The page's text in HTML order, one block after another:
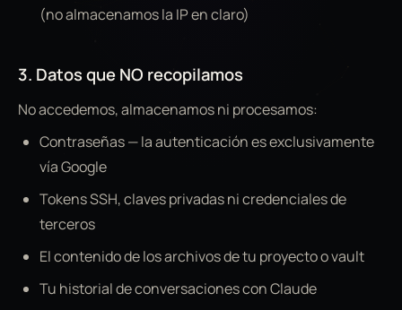
(no almacenamos la IP en claro)
3. Datos que NO recopilamos
No accedemos, almacenamos ni procesamos:
Contraseñas — la autenticación es exclusivamente
vía Google
Tokens SSH, claves privadas ni credenciales de
terceros
El contenido de los archivos de tu proyecto o vault
Tu historial de conversaciones con Claude